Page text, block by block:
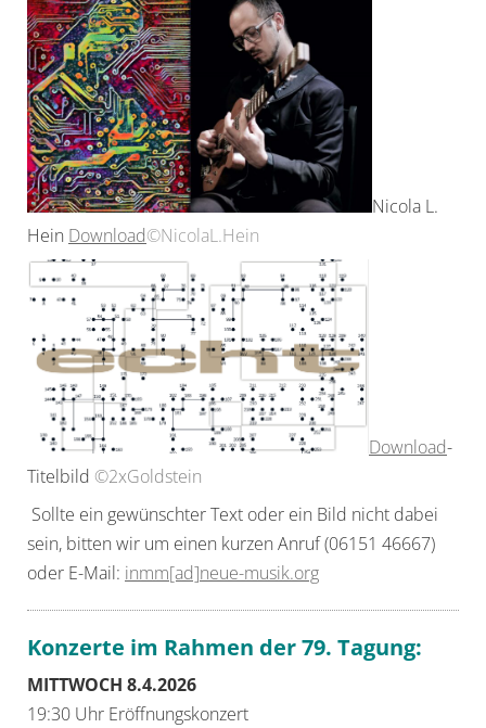
Nicola L.
Hein Download©NicolaL.Hein
Download-
Titelbild ©2xGoldstein
Sollte ein gewünschter Text oder ein Bild nicht dabei
sein, bitten wir um einen kurzen Anruf (06151 46667)
oder E-Mail: inmm[ad]neue-musik.org
Konzerte im Rahmen der 79. Tagung:
MITTWOCH 8.4.2026
19:30 Uhr Eröffnungskonzert